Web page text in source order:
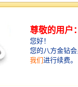
鹰嘴剪特的设计
力，较普通液压
切力较大的一种